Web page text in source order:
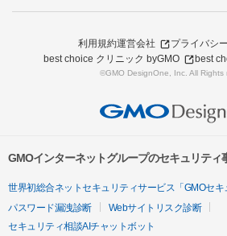
利用規約運営会社
プライバシ
best choice クリニック byGMO
best
©GMO DesignOne, Inc. All Rights
GMOインターネットグループのセキュリティ
世界初総合ネットセキュリティサービス「GMOセキ
パスワード漏洩診断
Webサイトリスク診断
セキュリティ相談AIチャットボット